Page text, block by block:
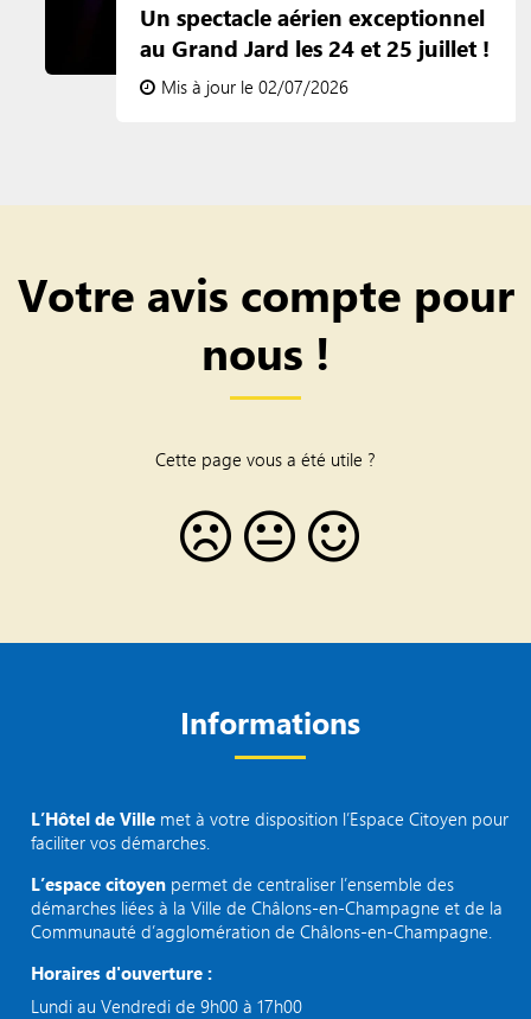
Un spectacle aérien exceptionnel
au Grand Jard les 24 et 25 juillet !
Mis à jour le 02/07/2026
Votre avis compte pour
nous !
Cette page vous a été utile ?
Informations
L’Hôtel de Ville met à votre disposition l’Espace Citoyen pour
faciliter vos démarches.
L’espace citoyen permet de centraliser l’ensemble des
démarches liées à la Ville de Châlons-en-Champagne et de la
Communauté d’agglomération de Châlons-en-Champagne.
Horaires d'ouverture :
Lundi au Vendredi de 9h00 à 17h00